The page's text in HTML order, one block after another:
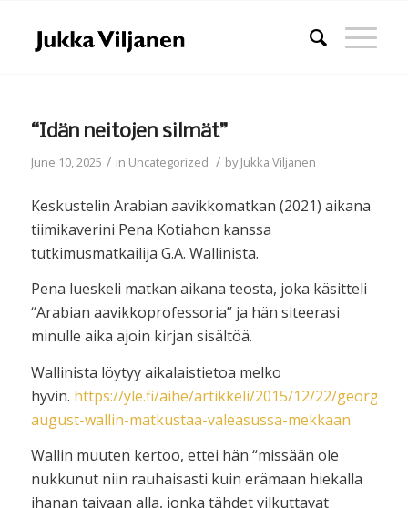
“Idän neitojen silmät”
June 10, 2025 / in Uncategorized / byJukka Viljanen
Keskustelin Arabian aavikkomatkan (2021) aikana
tiimikaverini Pena Kotiahon kanssa
tutkimusmatkailija G.A. Wallinista.
Pena lueskeli matkan aikana teosta, joka käsitteli
“Arabian aavikkoprofessoria” ja hän siteerasi
minulle aika ajoin kirjan sisältöä.
Wallinista löytyy aikalaistietoa melko
hyvin. https://yle.fi/aihe/artikkeli/2015/12/22/georg-
august-wallin-matkustaa-valeasussa-mekkaan
Wallin muuten kertoo, ettei hän “missään ole
nukkunut niin rauhaisasti kuin erämaan hiekalla
ihanan taivaan alla, jonka tähdet vilkuttavat